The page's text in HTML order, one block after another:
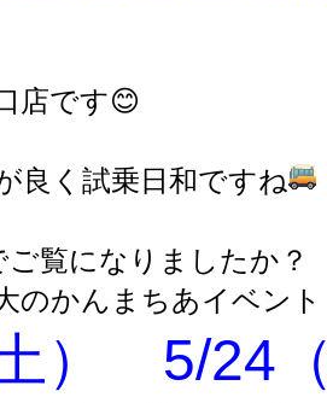
店です😊
良く試乗日和ですね
ご覧になりましたか？
のかんまちあイベント
） 5/24